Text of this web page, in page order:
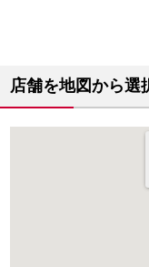
店舗を地図から選